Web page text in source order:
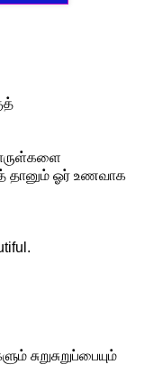
தானும் ஓர் உணவாக
சுறுசுறுப்பையும்